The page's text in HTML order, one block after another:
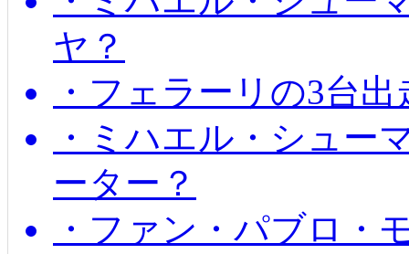
ヤ？
・フェラーリの3台
・ミハエル・シュー
ーター？
・ファン・パブロ・